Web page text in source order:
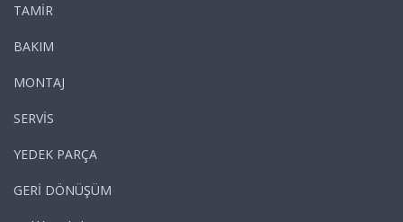
TAMİR
BAKIM
MONTAJ
SERVİS
YEDEK PARÇA
GERİ DÖNÜŞÜM